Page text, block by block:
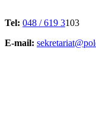
Tel: 048 / 619 3103
E-mail: